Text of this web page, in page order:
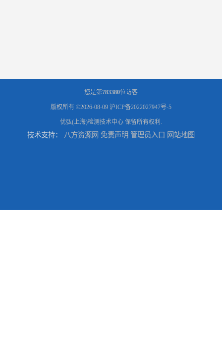
您是第783380位访客
版权所有 ©2026-08-09 沪ICP备2022027947号-5
优弘(上海)检测技术中心 保留所有权利.
技术支持： 八方资源网 免责声明 管理员入口 网站地图